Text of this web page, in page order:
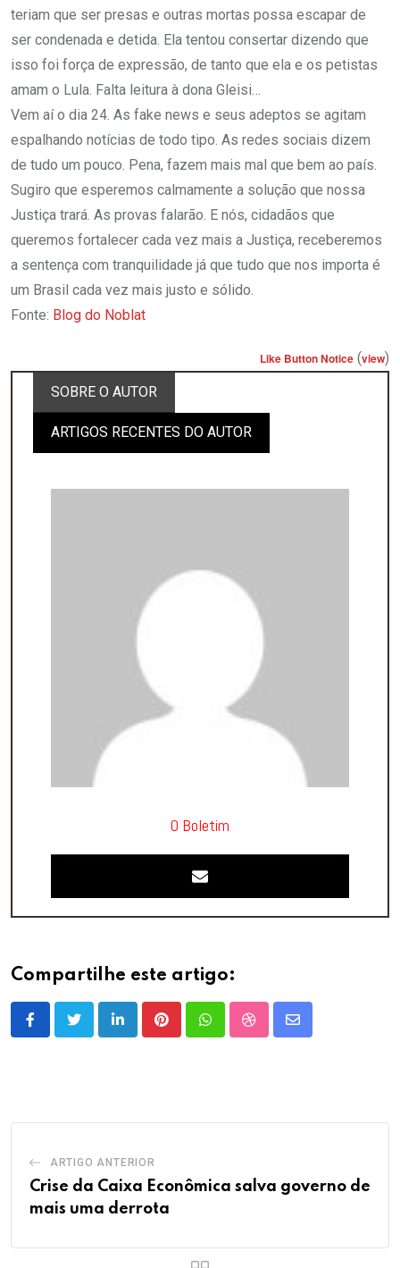
teriam que ser presas e outras mortas possa escapar de
ser condenada e detida. Ela tentou consertar dizendo que
isso foi força de expressão, de tanto que ela e os petistas
amam o Lula. Falta leitura à dona Gleisi…
Vem aí o dia 24. As fake news e seus adeptos se agitam
espalhando notícias de todo tipo. As redes sociais dizem
de tudo um pouco. Pena, fazem mais mal que bem ao país.
Sugiro que esperemos calmamente a solução que nossa
Justiça trará. As provas falarão. E nós, cidadãos que
queremos fortalecer cada vez mais a Justiça, receberemos
a sentença com tranquilidade já que tudo que nos importa é
um Brasil cada vez mais justo e sólido.
Fonte: Blog do Noblat
Like Button Notice (view)
SOBRE O AUTOR
ARTIGOS RECENTES DO AUTOR
O Boletim
Compartilhe este artigo:
LinkedInPinterestWhatsappStumbleUpon
Share
ARTIGO ANTERIOR
Crise da Caixa Econômica salva governo de
mais uma derrota